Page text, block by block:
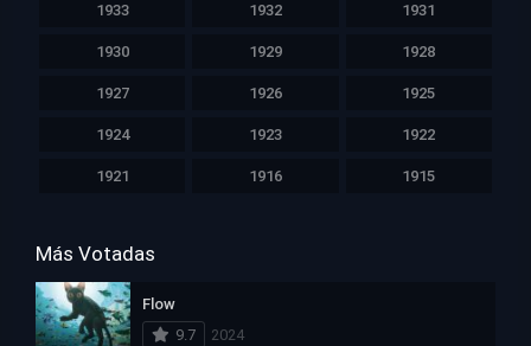
1933 1932 1931
1930 1929 1928
1927 1926 1925
1924 1923 1922
1921 1916 1915
Más Votadas
Flow
9.7
2024